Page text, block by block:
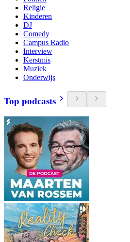
Religie
Kinderen
DJ
Comedy
Campus Radio
Interview
Kerstmis
Muziek
Onderwijs
Top podcasts